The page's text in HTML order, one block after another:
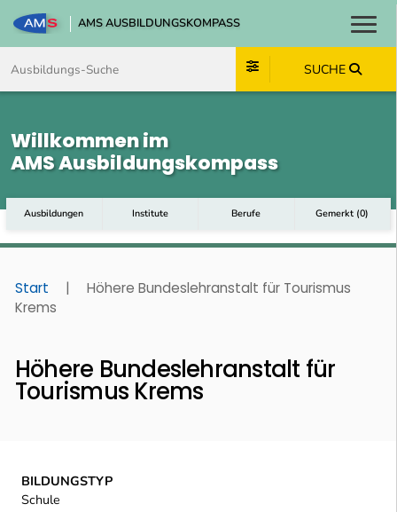
AMS AUSBILDUNGSKOMPASS
SUCHE
Willkommen im
AMS Ausbildungskompass
Ausbildungen Institute Berufe Gemerkt (0)
Start |
Höhere Bundeslehranstalt für Tourismus
Krems
Höhere Bundeslehranstalt für
Tourismus Krems
BILDUNGSTYP
Schule